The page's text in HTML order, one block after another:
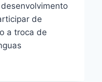
de
a troca de